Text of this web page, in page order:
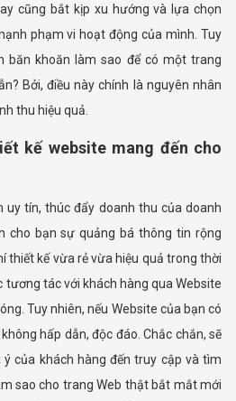
cũng bắt kịp xu hướng và lựa chọn
phạm vi hoạt động của mình. Tuy
băn khoăn làm sao để có một trang
Bởi, điều này chính là nguyên nhân
thu hiệu quả.
kế website mang đến cho
uy tín, thúc đẩy doanh thu của doanh
cho bạn sự quảng bá thông tin rộng
thiết kế vừa rẻ vừa hiệu quả trong thời
tương tác với khách hàng qua Website
Tuy nhiên, nếu Website của bạn có
hấp dẫn, độc đáo. Chắc chắn, sẽ
của khách hàng đến truy cập và tìm
sao cho trang Web thật bắt mắt mới